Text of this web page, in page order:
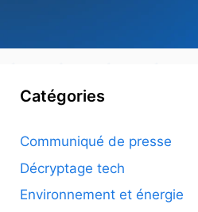
Catégories
Communiqué de presse
Décryptage tech
Environnement et énergie